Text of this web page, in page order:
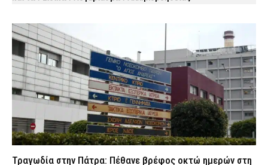
Μαρούσι: Συνελήφθη 35χρονος σε προαύλιο σχολείου για
διακίνηση ναρκωτικών (εικόνα)
ΑΣΤΥΝΟΜΙΑ 7 Αυγούστου 2026 19:26
Χριστοφορίδης Κωνσταντίνος (ΕΑΥΘ): «41 βαθμοί μέσα στα
λεωφορεία της ΔΑΕΘ»
7 Αυγούστου 2026 19:14
«Καμπανάκι» από τον ΟΟΣΑ: Στην Ελλάδα η μεγαλύτερη πτώση
του πραγματικού εισοδήματος των νοικοκυριών
Τραγωδία στην Πάτρα: Πέθανε βρέφος οκτώ ημερών στη